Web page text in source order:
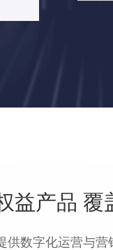
益产品 覆
供数字化运营与